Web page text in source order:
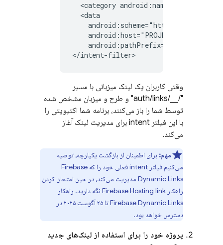
<category
android:pathPrefix="/__/auth/
وقتی کاربران یک لینک میزبانی با مسیر
"/__/auth/links" و طرح و میزبان مشخص شده
توسط شما را باز می‌کنند، برنامه شما اکتیویتی را
با این فیلتر intent برای مدیریت لینک آغاز
می‌کند.
مهم: برای اطمینان از بازگشت یکپارچه، توصیه
می‌کنیم فیلتر intent فعلی خود را که
Firebase
Dynamic Links مدیریت می‌کند، در حین امتحان کردن
راهکار
Firebase Hosting link نگه دارید. راهکار
Firebase Dynamic Links
تا ۲۵ آگوست ۲۰۲۵ در
دسترس خواهد بود.
پروژه خود را برای استفاده از لینک‌های جدید